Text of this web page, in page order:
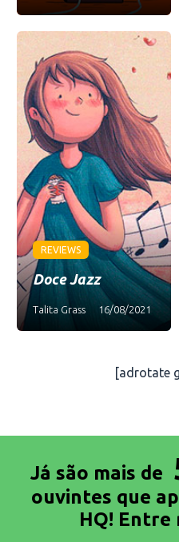
REVIEWS
Doce Jazz
Talita Grass 16/08/2021
[adrotate
Já são mais de
ouvintes que
HQ! Entre